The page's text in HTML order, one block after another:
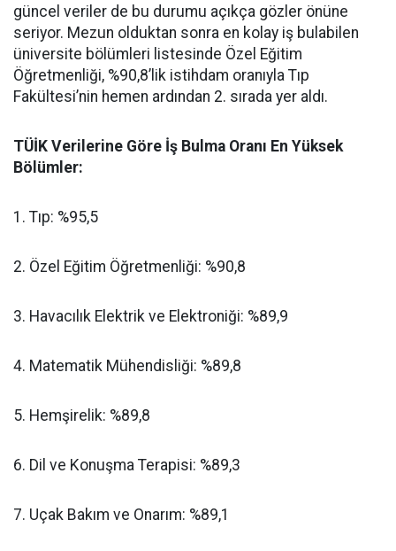
güncel veriler de bu durumu açıkça gözler önüne
seriyor. Mezun olduktan sonra en kolay iş bulabilen
üniversite bölümleri listesinde Özel Eğitim
Öğretmenliği, %90,8’lik istihdam oranıyla Tıp
Fakültesi’nin hemen ardından 2. sırada yer aldı.
​TÜİK Verilerine Göre İş Bulma Oranı En Yüksek
Bölümler:
​1. Tıp: %95,5
​2. Özel Eğitim Öğretmenliği: %90,8
​3. Havacılık Elektrik ve Elektroniği: %89,9
​4. Matematik Mühendisliği: %89,8
​5. Hemşirelik: %89,8
​6. Dil ve Konuşma Terapisi: %89,3
​7. Uçak Bakım ve Onarım: %89,1